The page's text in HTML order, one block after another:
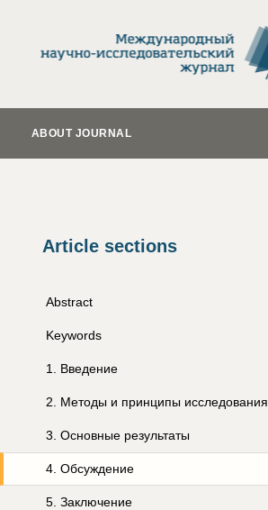
ABOUT JOURNAL
Article sections
Abstract
Keywords
1 Введение
2 Методы и принципы исследования
3 Основные результаты
4 Обсуждение
5 Заключение